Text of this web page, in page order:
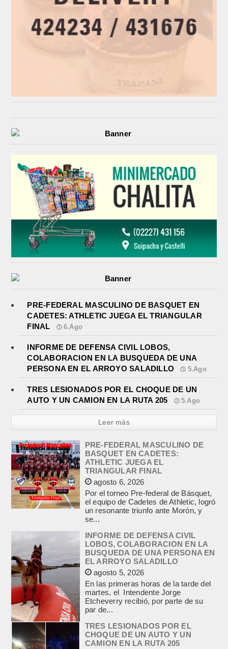
PRE-FEDERAL MASCULINO DE BASQUET EN
CADETES: ATHLETIC JUEGA EL TRIANGULAR
FINAL
6.Ago
INFORME DE DEFENSA CIVIL LOBOS,
COLABORACION EN LA BUSQUEDA DE UNA
PERSONA EN EL ARROYO SALADILLO
5.Ago
TRES LESIONADOS POR EL CHOQUE DE UN
AUTO Y UN CAMION EN LA RUTA 205
5.Ago
Leer más
PRE-FEDERAL MASCULINO DE
BASQUET EN CADETES:
ATHLETIC JUEGA EL
TRIANGULAR FINAL
agosto 6, 2026
Por el torneo Pre-federal de Básquet,
el equipo de Cadetes de Athletic, logró
un resonante triunfo ante Morón, y
se...
INFORME DE DEFENSA CIVIL
LOBOS, COLABORACION EN LA
BUSQUEDA DE UNA PERSONA EN
EL ARROYO SALADILLO
agosto 5, 2026
En las primeras horas de la tarde del
martes, el Intendente Jorge
Etcheverry recibió, por parte de su
par de...
TRES LESIONADOS POR EL
CHOQUE DE UN AUTO Y UN
CAMION EN LA RUTA 205